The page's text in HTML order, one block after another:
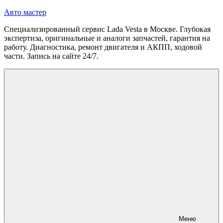
Перейти
содержимому
Авто мастер
Специализированный сервис Lada Vesta в Москве. Глубокая
экспертиза, оригинальные и аналоги запчастей, гарантия на
работу. Диагностика, ремонт двигателя и АКПП, ходовой
части. Запись на сайте 24/7.
Меню